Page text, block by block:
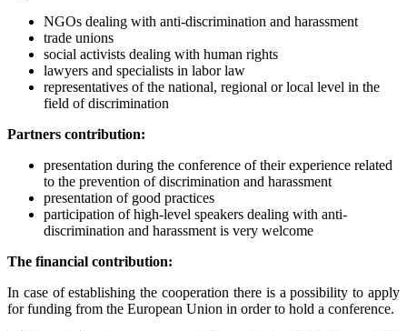
NGOs dealing with anti-discrimination and harassment
trade unions
social activists dealing with human rights
lawyers and specialists in labor law
representatives of the national, regional or local level in the
field of discrimination
Partners contribution:
presentation during the conference of their experience related
to the prevention of discrimination and harassment
presentation of good practices
participation of high-level speakers dealing with anti-
discrimination and harassment is very welcome
The financial contribution:
In case of establishing the cooperation there is a possibility to apply
for funding from the European Union in order to hold a conference.